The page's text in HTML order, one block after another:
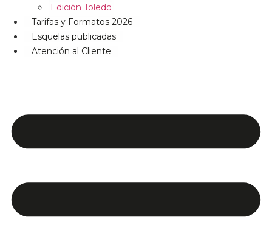
Edición Toledo
Tarifas y Formatos 2026
Esquelas publicadas
Atención al Cliente